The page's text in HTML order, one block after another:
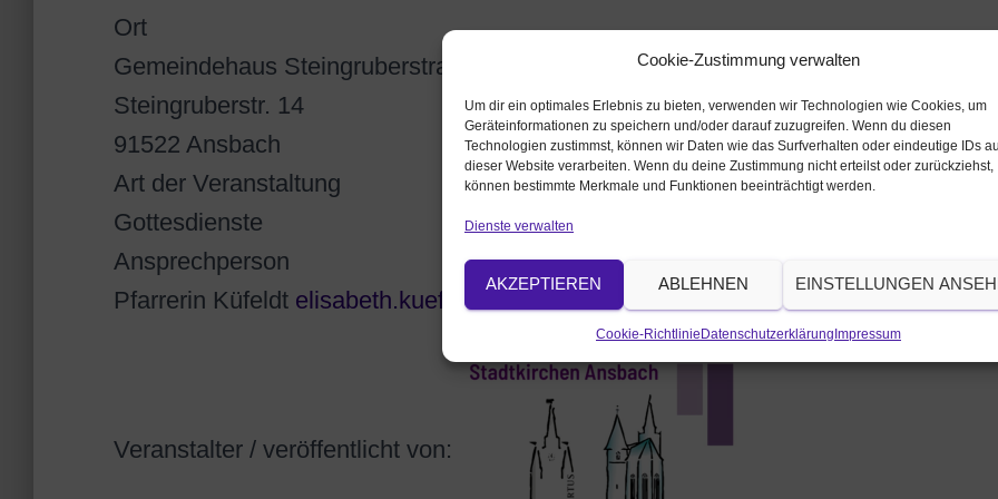
Cookie-Zustimmung verwalten
Um dir ein optimales Erlebnis zu bieten, verwenden wir Technologien wie Cookies, um
Geräteinformationen zu speichern und/oder darauf zuzugreifen. Wenn du diesen
Technologien zustimmst, können wir Daten wie das Surfverhalten oder eindeutige IDs
dieser Website verarbeiten. Wenn du deine Zustimmung nicht erteilst oder zurückziehst,
können bestimmte Merkmale und Funktionen beeinträchtigt werden.
Dienste verwalten
AKZEPTIEREN ABLEHNEN EINSTELLUNGEN
Cookie-RichtlinieDatenschutzerklärungImpressum
Ort
Gemeindehaus Steingruberstraße
Steingruberstr. 14
91522 Ansbach
Art der Veranstaltung
Gottesdienste
Ansprechperson
Pfarrerin Küfeldt elisabeth.kuefeldt@elkb.de
Veranstalter / veröffentlicht von: